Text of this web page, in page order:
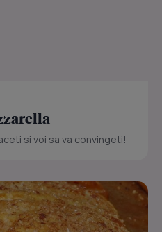
si voi sa va convingeti!